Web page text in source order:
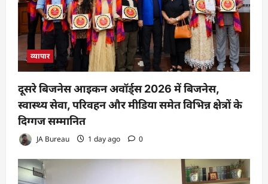
व्यापार
दूसरे बिजनेस आइकन अवॉर्ड्स 2026 में बिजनेस,
स्वास्थ्य सेवा, परिवहन और मीडिया समेत विभिन्न क्षेत्रों के
दिग्गज सम्मानित
JA Bureau 1 day ago 0